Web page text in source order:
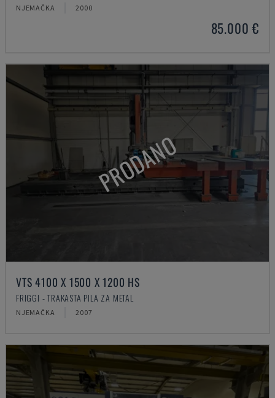
NJEMAČKA 2000
85.000 €
PRODANO
VTS 4100 X 1500 X 1200 HS
FRIGGI - TRAKASTA PILA ZA METAL
NJEMAČKA 2007